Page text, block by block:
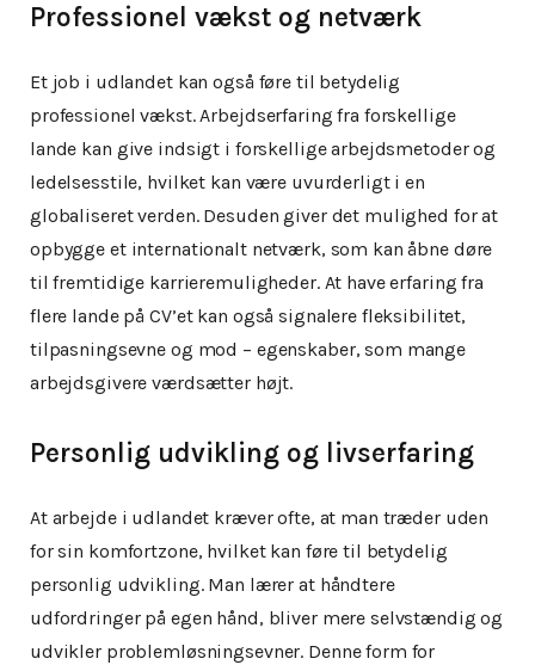
Professionel vækst og netværk
Et job i udlandet kan også føre til betydelig
professionel vækst. Arbejdserfaring fra forskellige
lande kan give indsigt i forskellige arbejdsmetoder og
ledelsesstile, hvilket kan være uvurderligt i en
globaliseret verden. Desuden giver det mulighed for at
opbygge et internationalt netværk, som kan åbne døre
til fremtidige karrieremuligheder. At have erfaring fra
flere lande på CV’et kan også signalere fleksibilitet,
tilpasningsevne og mod – egenskaber, som mange
arbejdsgivere værdsætter højt.
Personlig udvikling og livserfaring
At arbejde i udlandet kræver ofte, at man træder uden
for sin komfortzone, hvilket kan føre til betydelig
personlig udvikling. Man lærer at håndtere
udfordringer på egen hånd, bliver mere selvstændig og
udvikler problemløsningsevner. Denne form for